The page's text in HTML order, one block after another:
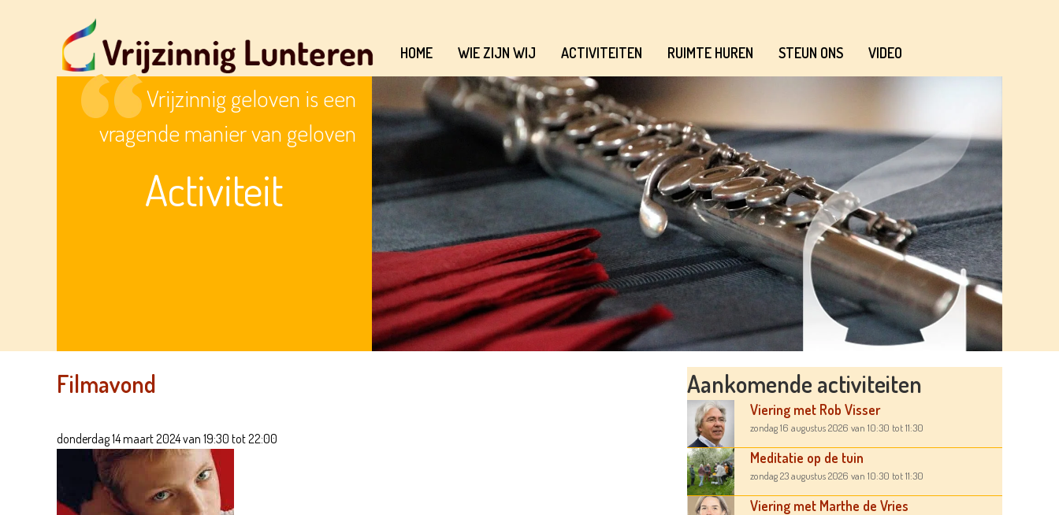
HOME WIE ZIJN WIJ ACTIVITEITEN RUIMTE HUREN STEUN ONS VIDEO
Vrijzinnig geloven is een
vragende manier van geloven
Activiteit
Filmavond
donderdag 14 maart 2024 van 19:30 tot 22:00
Aankomende activiteiten
Viering met Rob Visser
zondag 16 augustus 2026 van 10:30 tot 11:30
Meditatie op de tuin
zondag 23 augustus 2026 van 10:30 tot 11:30
Viering met Marthe de Vries